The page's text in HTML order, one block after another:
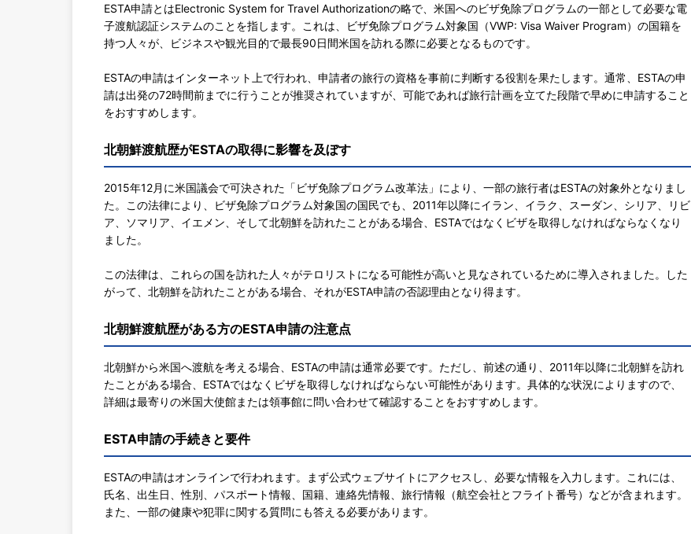
ESTA申請とはElectronic System for Travel Authorizationの略で、米国へのビザ免除プログラムの一部として必要な電
子渡航認証システムのことを指します。これは、ビザ免除プログラム対象国（VWP: Visa Waiver Program）の国籍を
持つ人々が、ビジネスや観光目的で最長90日間米国を訪れる際に必要となるものです。
ESTAの申請はインターネット上で行われ、申請者の旅行の資格を事前に判断する役割を果たします。通常、ESTAの申
請は出発の72時間前までに行うことが推奨されていますが、可能であれば旅行計画を立てた段階で早めに申請すること
をおすすめします。
北朝鮮渡航歴がESTAの取得に影響を及ぼす
2015年12月に米国議会で可決された「ビザ免除プログラム改革法」により、一部の旅行者はESTAの対象外となりまし
た。この法律により、ビザ免除プログラム対象国の国民でも、2011年以降にイラン、イラク、スーダン、シリア、リビ
ア、ソマリア、イエメン、そして北朝鮮を訪れたことがある場合、ESTAではなくビザを取得しなければならなくなり
ました。
この法律は、これらの国を訪れた人々がテロリストになる可能性が高いと見なされているために導入されました。した
がって、北朝鮮を訪れたことがある場合、それがESTA申請の否認理由となり得ます。
北朝鮮渡航歴がある方のESTA申請の注意点
北朝鮮から米国へ渡航を考える場合、ESTAの申請は通常必要です。ただし、前述の通り、2011年以降に北朝鮮を訪れ
たことがある場合、ESTAではなくビザを取得しなければならない可能性があります。具体的な状況によりますので、
詳細は最寄りの米国大使館または領事館に問い合わせて確認することをおすすめします。
ESTA申請の手続きと要件
ESTAの申請はオンラインで行われます。まず公式ウェブサイトにアクセスし、必要な情報を入力します。これには、
氏名、出生日、性別、パスポート情報、国籍、連絡先情報、旅行情報（航空会社とフライト番号）などが含まれます。
また、一部の健康や犯罪に関する質問にも答える必要があります。